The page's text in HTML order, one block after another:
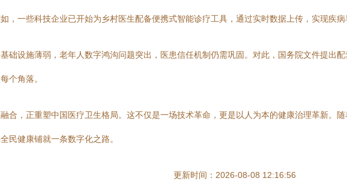
，一些科技企业已开始为乡村医生配备便携式智能诊疗工具，通过实时数据上传，实现疾病
础设施薄弱，老年人数字鸿沟问题突出，医患信任机制仍需巩固。对此，国务院文件提出
个角落。
合，正重塑中国医疗卫生格局。这不仅是一场技术革命，更是以人为本的健康治理革新。
民健康铺就一条数字化之路。
更新时间：2026-08-08 12:16:56